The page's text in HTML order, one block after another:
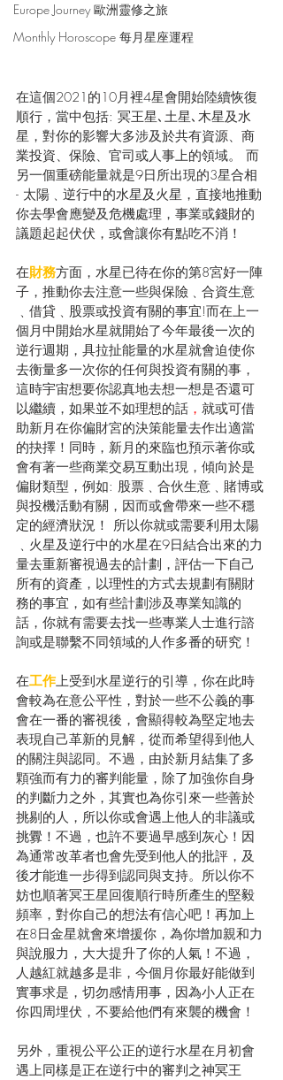
Europe Journey 歐洲靈修之旅
Monthly Horoscope 每月星座運程
在這個2021的10月裡4星會開始陸續恢復
順行，當中包括: 冥王星､土星､木星及水
星，對你的影響大多涉及於共有資源、商
業投資、保險、官司或人事上的領域。 而
另一個重磅能量就是9日所出現的3星合相
- 太陽﹑逆行中的水星及火星，直接地推動
你去學會應變及危機處理，事業或錢財的
議題起起伏伏，或會讓你有點吃不消！
在財務方面，水星已待在你的第8宮好一陣
子，推動你去注意一些與保險﹑合資生意
﹑借貸﹑股票或投資有關的事宜!而在上一
個月中開始水星就開始了今年最後一次的
逆行週期，具拉扯能量的水星就會迫使你
去衡量多一次你的任何與投資有關的事，
這時宇宙想要你認真地去想一想是否還可
以繼續，如果並不如理想的話 ， 就或可借
助新月在你偏財宮的決策能量去作出適當
的抉擇！同時，新月的來臨也預示著你或
會有著一些商業交易互動出現，傾向於是
偏財類型，例如: 股票﹑合伙生意﹑賭博或
與投機活動有關，因而或會帶來一些不穩
定的經濟狀況！ 所以你就或需要利用太陽
﹑火星及逆行中的水星在9日結合出來的力
量去重新審視過去的計劃，評估一下自己
所有的資產，以理性的方式去規劃有關財
務的事宜，如有些計劃涉及專業知識的
話，你就有需要去找一些專業人士進行諮
詢或是聯繫不同領域的人作多番的研究！
在工作上受到水星逆行的引導，你在此時
會較為在意公平性，對於一些不公義的事
會在一番的審視後，會顯得較為堅定地去
表現自己革新的見解，從而希望得到他人
的關注與認同。不過，由於新月結集了多
顆強而有力的審判能量，除了加強你自身
的判斷力之外，其實也為你引來一些善於
挑剔的人，所以你或會遇上他人的非議或
挑釁！不過，也許不要過早感到灰心！因
為通常改革者也會先受到他人的批評，及
後才能進一步得到認同與支持。所以你不
妨也順著冥王星回復順行時所產生的堅毅
頻率，對你自己的想法有信心吧！再加上
在8日金星就會來增援你，為你增加親和力
與說服力，大大提升了你的人氣！不過，
人越紅就越多是非，今個月你最好能做到
實事求是，切勿感情用事，因為小人正在
你四周埋伏，不要給他們有來襲的機會！
另外，重視公平公正的逆行水星在月初會
遇上同樣是正在逆行中的審判之神冥王